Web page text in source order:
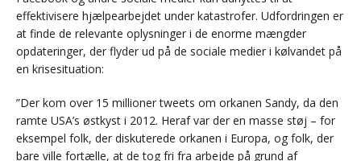
effektivisere hjælpearbejdet under katastrofer. Udfordringen er
at finde de relevante oplysninger i de enorme mængder
opdateringer, der flyder ud på de sociale medier i kølvandet på
en krisesituation:
”Der kom over 15 millioner tweets om orkanen Sandy, da den
ramte USA’s østkyst i 2012. Heraf var der en masse støj – for
eksempel folk, der diskuterede orkanen i Europa, og folk, der
bare ville fortælle, at de tog fri fra arbejde på grund af